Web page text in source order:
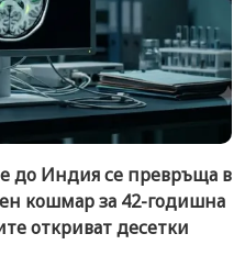
до Индия се превръща в
кошмар за 42-годишна
откриват десетки